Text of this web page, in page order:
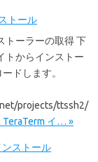
トール
トーラーの取得 下
トからインストー
ドします。
projects/ttssh2/
TeraTerm イ… »
ストール